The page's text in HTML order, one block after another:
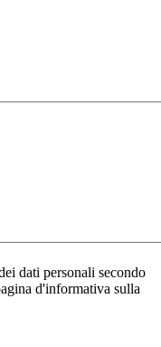
dati personali secondo
d'informativa sulla